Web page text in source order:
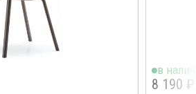
в
8 190 ₽